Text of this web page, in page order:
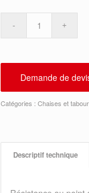
Demande de
Catégories :Chaises et
Descriptif technique